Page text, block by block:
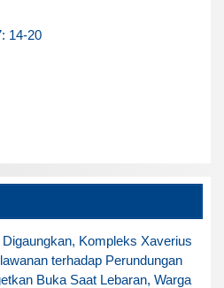
14-20
Kompleks Xaverius
terhadap Perundungan
Buka Saat Lebaran, Warga